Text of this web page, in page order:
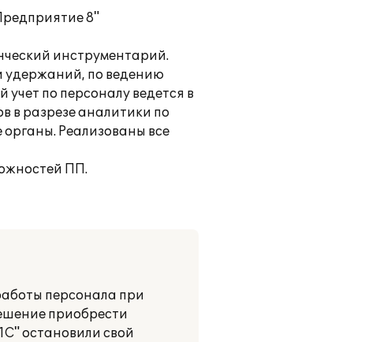
8"
инструментарий.
удержаний, по ведению
по персоналу ведется в
в разрезе аналитики по
Реализованы все
ПП.
персонала при
приобрести
остановили свой